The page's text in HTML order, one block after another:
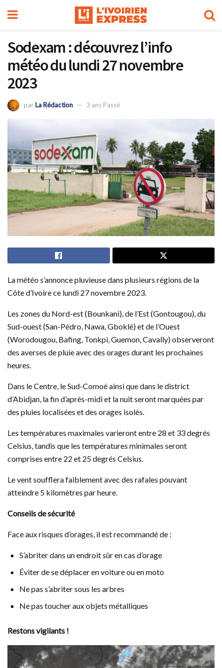
Sodexam : découvrez l’info
météo du lundi 27 novembre
2023
parLa Rédaction 3 ans Passé
La météo s’annonce pluvieuse dans plusieurs régions de la
Côte d’Ivoire ce lundi 27 novembre 2023.
Les zones du Nord-est (Bounkani), de l’Est (Gontougou), du
Sud-ouest (San-Pédro, Nawa, Gboklé) et de l’Ouest
(Worodougou, Bafing, Tonkpi, Guemon, Cavally) observeront
des averses de pluie avec des orages durant les prochaines
heures.
Dans le Centre, le Sud-Comoé ainsi que dans le district
d’Abidjan, la fin d’après-midi et la nuit seront marquées par
des pluies localisées et des orages isolés.
Les températures maximales varieront entre 28 et 33 degrés
Celsius, tandis que les températures minimales seront
comprises entre 22 et 25 degrés Celsius.
Le vent soufflera faiblement avec des rafales pouvant
atteindre 5 kilomètres par heure.
Conseils de sécurité
Face aux risques d’orages, il est recommandé de :
S’abriter dans un endroit sûr en cas d’orage
Éviter de se déplacer en voiture ou en moto
Ne pas s’abriter sous les arbres
Ne pas toucher aux objets métalliques
Restons vigilants !